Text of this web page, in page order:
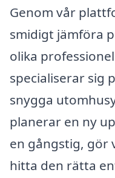
Genom vår
smidigt jämföra
olika
specialiserar sig
snygga
planerar en ny
en gångstig, gör
hitta den rätta